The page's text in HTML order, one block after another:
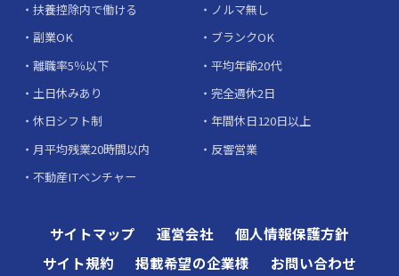
扶養控除内で働ける
ノルマ無し
副業OK
ブランクOK
離職率5％以下
平均年齢20代
土日休みあり
完全週休2日
休日シフト制
年間休日120日以上
月平均残業20時間以内
反響営業
不動産ITベンチャー
サイトマップ 運営会社
個人情報保護方針
サイト規約
掲載希望の企業様 お問い合わせ